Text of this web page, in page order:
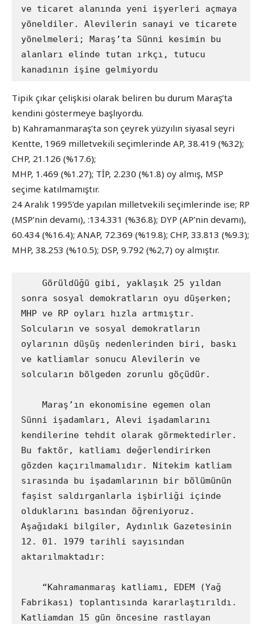
ve ticaret alanında yeni işyerleri açmaya
yöneldiler. Alevilerin sanayi ve ticarete
yönelmeleri; Maraş’ta Sünni kesimin bu
alanları elinde tutan ırkçı, tutucu
kanadının işine gelmiyordu
Tipik çıkar çelişkisi olarak beliren bu durum Maraş’ta
kendini göstermeye başlıyordu.
b) Kahramanmaraş’ta son çeyrek yüzyılın siyasal seyri
Kentte, 1969 milletvekili seçimlerinde AP, 38.419 (%32);
CHP, 21.126 (%17.6);
MHP, 1.469 (%1.27); TİP, 2.230 (%1.8) oy almış, MSP
seçime katılmamıştır.
24 Aralık 1995’de yapılan milletvekili seçimlerinde ise; RP
(MSP’nin devamı), :134.331 (%36.8); DYP (AP’nin devamı),
60.434 (%16.4); ANAP, 72.369 (%19.8); CHP, 33.813 (%9.3);
MHP, 38.253 (%10.5); DSP, 9.792 (%2,7) oy almıştır.
sonra sosyal demokratların oyu düşerken;
MHP ve RP oyları hızla artmıştır.
Solcuların ve sosyal demokratların
oylarının düşüş nedenlerinden biri, baskı
ve katliamlar sonucu Alevilerin ve
solcuların bölgeden zorunlu göçüdür.
Sünni işadamları, Alevi işadamlarını
kendilerine tehdit olarak görmektedirler.
Bu faktör, katliamı değerlendirirken
gözden kaçırılmamalıdır. Nitekim katliam
sırasında bu işadamlarının bir bölümünün
faşist saldırganlarla işbirliği içinde
olduklarını basından öğreniyoruz.
Aşağıdaki bilgiler, Aydınlık Gazetesinin
12. 01. 1979 tarihli sayısından
aktarılmaktadır:
Fabrikası) toplantısında kararlaştırıldı.
Katliamdan 15 gün öncesine rastlayan